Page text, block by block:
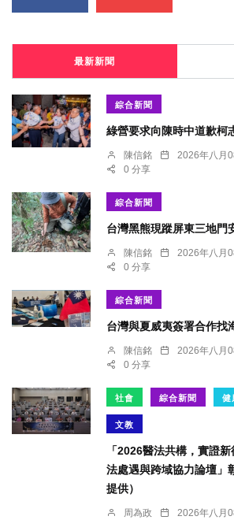
最新新聞
綜合新聞
綠營要求向陳時中道歉柯
陳信銘 2026年八月
0 分享
綜合新聞
台灣黑熊現蹤屏東三地門
陳信銘 2026年八月
0 分享
綜合新聞
台灣與夏威夷簽署合作找
陳信銘 2026年八月
0 分享
社會 綜合新聞 健
文教
「2026醫法共構，實證
法處遇與跨域協力論壇」
提供）
周為政 2026年八月